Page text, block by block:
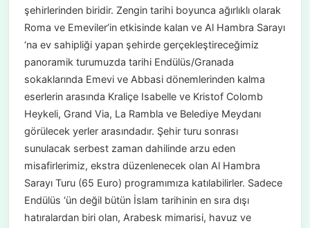
şehirlerinden biridir. Zengin tarihi boyunca ağırlıklı olarak
Roma ve Emeviler’in etkisinde kalan ve Al Hambra Sarayı
‘na ev sahipliği yapan şehirde gerçekleştireceğimiz
panoramik turumuzda tarihi Endülüs/Granada
sokaklarında Emevi ve Abbasi dönemlerinden kalma
eserlerin arasında Kraliçe Isabelle ve Kristof Colomb
Heykeli, Grand Via, La Rambla ve Belediye Meydanı
görülecek yerler arasındadır. Şehir turu sonrası
sunulacak serbest zaman dahilinde arzu eden
misafirlerimiz, ekstra düzenlenecek olan Al Hambra
Sarayı Turu (65 Euro) programımıza katılabilirler. Sadece
Endülüs ‘ün değil bütün İslam tarihinin en sıra dışı
hatıralardan biri olan, Arabesk mimarisi, havuz ve